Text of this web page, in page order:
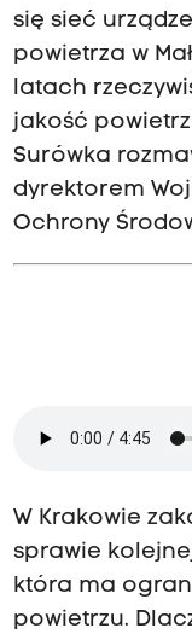
się sieć
powietrza w
latach
jakość
Surówka
dyrektorem
Ochrony
W Krakowie
sprawie
która ma
powietrzu.